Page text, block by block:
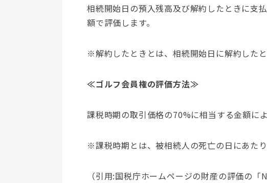
相続開始日の預入残高及び解約したときに支
額で評価します。
※解約したときとは、相続開始日に解約したと
≪ゴルフ会員権の評価方法≫
課税時期の取引価格の70%に相当する金額によ
※課税時期とは、被相続人の死亡の日にあたり
（引用:国税庁ホームページの財産の評価の